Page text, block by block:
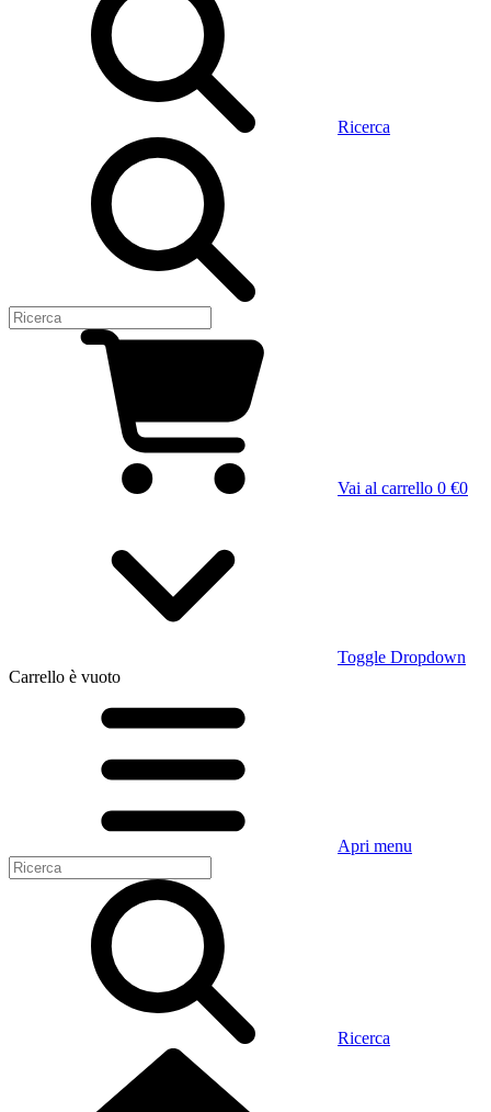
Ricerca
Vai al carrello 0 €0
Toggle Dropdown
Carrello è vuoto
Apri menu
Ricerca